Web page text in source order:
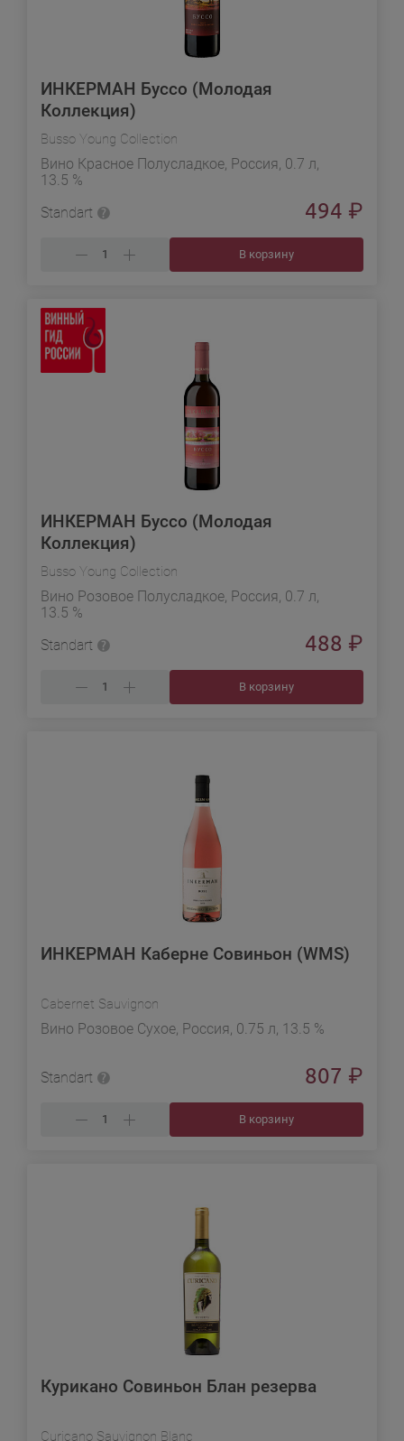
ИНКЕРМАН Буссо (Молодая
Коллекция)
Busso Young Collection
Вино Красное Полусладкое, Россия, 0.7 л,
13.5 %
Standart
494 ₽
В корзину
ИНКЕРМАН Буссо (Молодая
Коллекция)
Busso Young Collection
Вино Розовое Полусладкое, Россия, 0.7 л,
13.5 %
Standart
488 ₽
В корзину
ИНКЕРМАН Каберне Совиньон (WMS)
Cabernet Sauvignon
Вино Розовое Сухое, Россия, 0.75 л, 13.5 %
Standart 807 ₽
В корзину
Курикано Совиньон Блан резерва
Curicano Sauvignon Blanc